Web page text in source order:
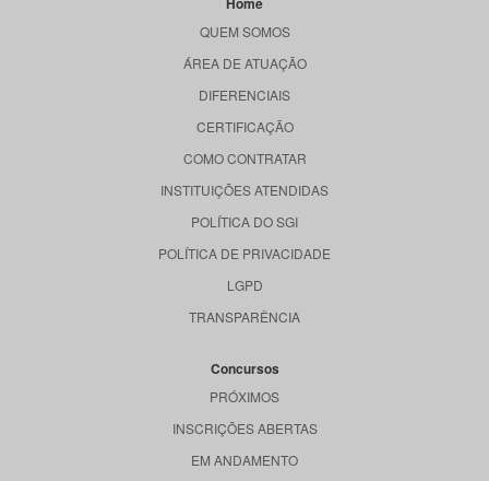
QUEM SOMOS
ÁREA DE ATUAÇÃO
DIFERENCIAIS
CERTIFICAÇÃO
COMO CONTRATAR
INSTITUIÇÕES ATENDIDAS
POLÍTICA DO SGI
POLÍTICA DE PRIVACIDADE
LGPD
TRANSPARÊNCIA
Concursos
PRÓXIMOS
INSCRIÇÕES ABERTAS
EM ANDAMENTO